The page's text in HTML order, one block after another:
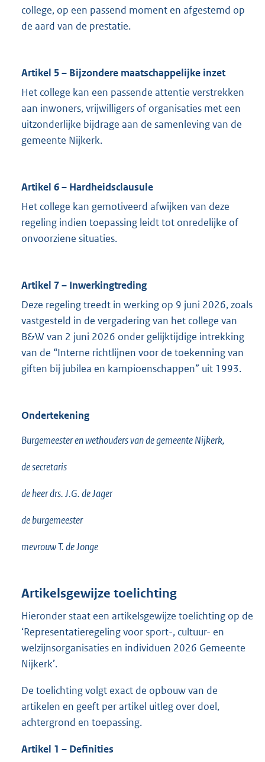
college, op een passend moment en afgestemd op
de aard van de prestatie.
Artikel 5 – Bijzondere maatschappelijke inzet
Het college kan een passende attentie verstrekken
aan inwoners, vrijwilligers of organisaties met een
uitzonderlijke bijdrage aan de samenleving van de
gemeente Nijkerk.
Artikel 6 – Hardheidsclausule
Het college kan gemotiveerd afwijken van deze
regeling indien toepassing leidt tot onredelijke of
onvoorziene situaties.
Artikel 7 – Inwerkingtreding
Deze regeling treedt in werking op 9 juni 2026, zoals
vastgesteld in de vergadering van het college van
B&W van 2 juni 2026 onder gelijktijdige intrekking
van de “Interne richtlijnen voor de toekenning van
giften bij jubilea en kampioenschappen” uit 1993.
Ondertekening
Burgemeester en wethouders van de gemeente Nijkerk,
de secretaris
de heer drs. J.G. de Jager
de burgemeester
mevrouw T. de Jonge
Artikelsgewijze toelichting
Hieronder staat een artikelsgewijze toelichting op de
‘Representatieregeling voor sport-, cultuur- en
welzijnsorganisaties en individuen 2026 Gemeente
Nijkerk’.
De toelichting volgt exact de opbouw van de
artikelen en geeft per artikel uitleg over doel,
achtergrond en toepassing.
Artikel 1 – Definities